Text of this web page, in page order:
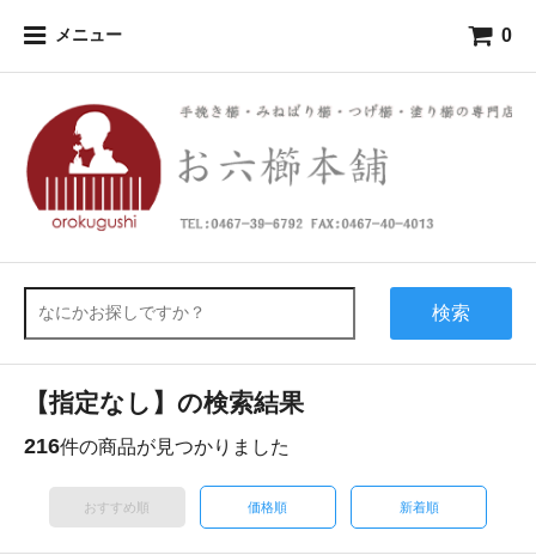
メニュー 0
検索
【指定なし】の検索結果
216件の商品が見つかりました
おすすめ順 価格順 新着順